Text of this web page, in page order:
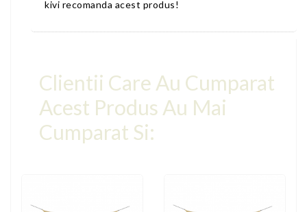
kivi recomanda acest produs!
Clientii Care Au Cumparat
Acest Produs Au Mai
Cumparat Si: